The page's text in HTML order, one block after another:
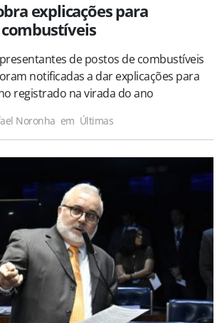
explicações para
de postos de combustíveis
notificadas a dar explicações para
registrado na virada do ano
Noronha em Últimas